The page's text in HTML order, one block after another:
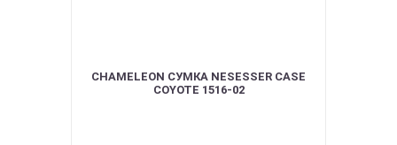
CHAMELEON СУМКА NESESSER CASE
COYOTE 1516-02